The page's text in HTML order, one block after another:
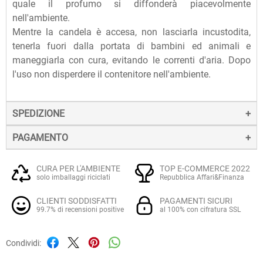
quale il profumo si diffonderà piacevolmente
nell'ambiente.
Mentre la candela è accesa, non lasciarla incustodita,
tenerla fuori dalla portata di bambini ed animali e
maneggiarla con cura, evitando le correnti d'aria. Dopo
l'uso non disperdere il contenitore nell'ambiente.
SPEDIZIONE
La spedizione dei prodotti avviene entro 24 ore dall'ordine
(sabato e festivi esclusi), tramite corriere SDA.
Quando l'ordine sarà spedito, riceverai una e-mail di
conferma, contenente un link alla tracciatura online
dell'invio, che ti permetterà di verificare in tempo reale lo
stato della spedizione.
Per gli ordini di importo pari o superiore a 49 € la spedizione
PAGAMENTO
Il pagamento degli ordini può avvenire:
altre carte prepagate abilitate), su server sicuro Paypal.
utilizza connessioni SSL cifrate con crittografia forte,
CURA PER L'AMBIENTE
solo imballaggi riciclati
TOP E-COMMERCE 2022
Repubblica Affari&Finanza
CLIENTI SODDISFATTI
99.7% di recensioni positive
PAGAMENTI SICURI
al 100% con cifratura SSL
Condividi: